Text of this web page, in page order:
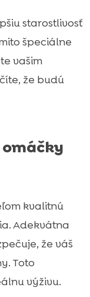
starostlivosť
špeciálne
vašim
že budú
kvalitnú
Adekvátna
že váš
Toto
výživu.